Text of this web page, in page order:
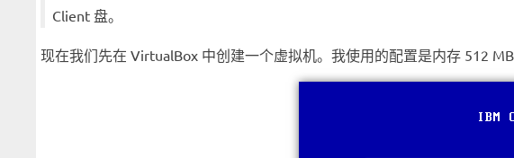
Client 盘。
现在我们先在 VirtualBox 中创建一个虚拟机。我使用的配置是内存 512